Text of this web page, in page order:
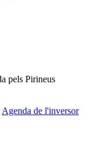
Agenda de l'inversor